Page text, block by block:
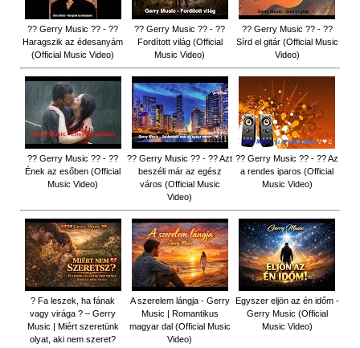
?? Gerry Music ?? - ??
Haragszik az édesanyám
(Official Music Video)
?? Gerry Music ?? - ??
Fordított világ (Official
Music Video)
?? Gerry Music ?? - ??
Sírd el gitár (Official Music
Video)
?? Gerry Music ?? - ??
Ének az esőben (Official
Music Video)
?? Gerry Music ?? - ?? Azt
beszéli már az egész
város (Official Music
Video)
?? Gerry Music ?? - ?? Az
a rendes iparos (Official
Music Video)
? Fa leszek, ha fának
vagy virága ? – Gerry
Music | Miért szeretünk
olyat, aki nem szeret?
A szerelem lángja - Gerry
Music | Romantikus
magyar dal (Official Music
Video)
Egyszer eljön az én időm -
Gerry Music (Official
Music Video)